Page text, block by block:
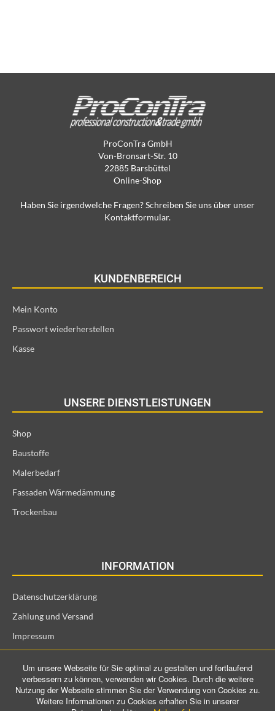
ProConTra GmbH
Von-Bronsart-Str. 10
22885 Barsbüttel
Online-Shop
Haben Sie irgendwelche Fragen? Schreiben Sie uns über unser
Kontaktformular.
KUNDENBEREICH
Mein Konto
Passwort wiederherstellen
Kasse
UNSERE DIENSTLEISTUNGEN
Shop
Baustoffe
Malerbedarf
Fassaden Wärmedämmung
Trockenbau
INFORMATION
Datenschutzerklärung
Zahlung und Versand
Impressum
Widerrufsrecht für Verbraucher
Um unsere Webseite für Sie optimal zu gestalten und fortlaufend
verbessern zu können, verwenden wir Cookies. Durch die weitere
Nutzung der Webseite stimmen Sie der Verwendung von Cookies zu.
Weitere Informationen zu Cookies erhalten Sie in unserer